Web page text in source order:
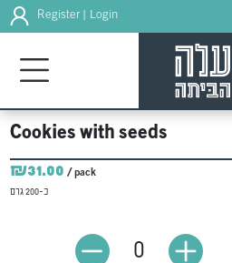
Register Login
Cookies with seeds
₪31.00 / pack
כ-200 גרם
0